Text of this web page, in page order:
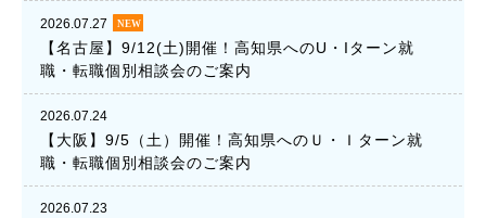
2026.07.27
【名古屋】9/12(土)開催！高知県へのU・Iターン就
職・転職個別相談会のご案内
2026.07.24
【大阪】9/5（土）開催！高知県へのＵ・Ｉターン就
職・転職個別相談会のご案内
2026.07.23